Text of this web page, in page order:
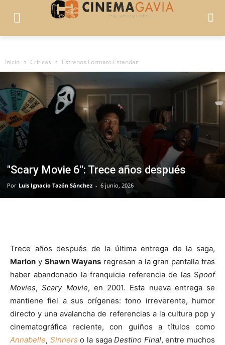
Inicio Críticas Estrenos Formato Estandar
"Scary Movie 6": Trece años después
Por Luis Ignacio Tazón Sánchez - 6 junio, 2026
Trece años después de la última entrega de la saga,
Marlon y Shawn Wayans regresan a la gran pantalla tras
haber abandonado la franquicia referencia de las Spoof
Movies,Scary Movie, en 2001. Esta nueva entrega se
mantiene fiel a sus orígenes: tono irreverente, humor
directo y una avalancha de referencias a la cultura pop y
cinematográfica reciente, con guiños a títulos como
Annabelle, Sinners o la sagaDestino Final, entre muchos